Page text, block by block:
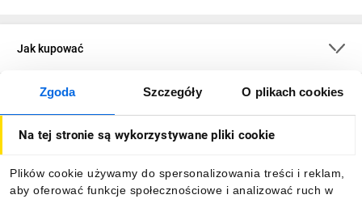
Zgoda Szczegóły O plikach cookies
Na tej stronie są wykorzystywane pliki cookie
Plików cookie używamy do spersonalizowania treści i reklam,
aby oferować funkcje społecznościowe i analizować ruch w
Jak kupować
O firmie